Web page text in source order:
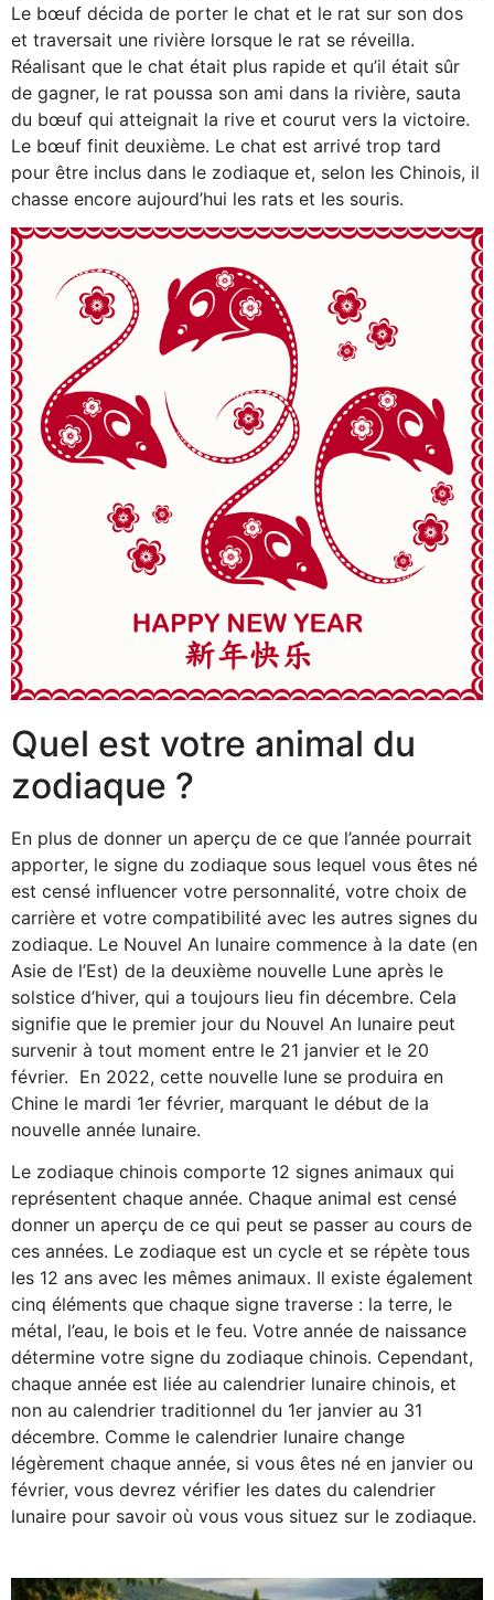
Le bœuf décida de porter le chat et le rat sur son dos
et traversait une rivière lorsque le rat se réveilla.
Réalisant que le chat était plus rapide et qu’il était sûr
de gagner, le rat poussa son ami dans la rivière, sauta
du bœuf qui atteignait la rive et courut vers la victoire.
Le bœuf finit deuxième. Le chat est arrivé trop tard
pour être inclus dans le zodiaque et, selon les Chinois, il
chasse encore aujourd’hui les rats et les souris.
Quel est votre animal du
zodiaque ?
En plus de donner un aperçu de ce que l’année pourrait
apporter, le signe du zodiaque sous lequel vous êtes né
est censé influencer votre personnalité, votre choix de
carrière et votre compatibilité avec les autres signes du
zodiaque. Le Nouvel An lunaire commence à la date (en
Asie de l’Est) de la deuxième nouvelle Lune après le
solstice d’hiver, qui a toujours lieu fin décembre. Cela
signifie que le premier jour du Nouvel An lunaire peut
survenir à tout moment entre le 21 janvier et le 20
février. En 2022, cette nouvelle lune se produira en
Chine le mardi 1er février, marquant le début de la
nouvelle année lunaire.
Le zodiaque chinois comporte 12 signes animaux qui
représentent chaque année. Chaque animal est censé
donner un aperçu de ce qui peut se passer au cours de
ces années. Le zodiaque est un cycle et se répète tous
les 12 ans avec les mêmes animaux. Il existe également
cinq éléments que chaque signe traverse : la terre, le
métal, l’eau, le bois et le feu. Votre année de naissance
détermine votre signe du zodiaque chinois. Cependant,
chaque année est liée au calendrier lunaire chinois, et
non au calendrier traditionnel du 1er janvier au 31
décembre. Comme le calendrier lunaire change
légèrement chaque année, si vous êtes né en janvier ou
février, vous devrez vérifier les dates du calendrier
lunaire pour savoir où vous vous situez sur le zodiaque.